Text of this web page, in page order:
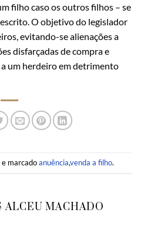
filho caso os outros filhos – se
O objetivo do legislador
evitando-se alienações a
disfarçadas de compra e
um herdeiro em detrimento
marcadoanuência,venda a filho.
ALCEU MACHADO